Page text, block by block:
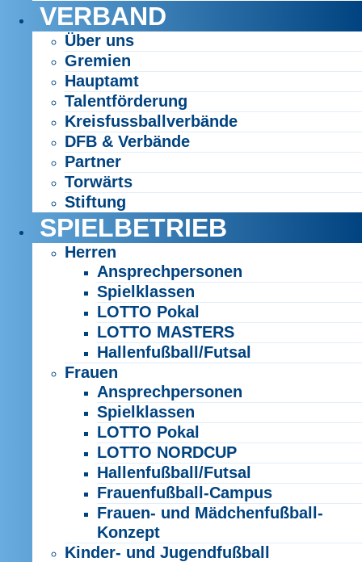
VERBAND
Über uns
Gremien
Hauptamt
Talentförderung
Kreisfussballverbände
DFB & Verbände
Partner
Torwärts
Stiftung
SPIELBETRIEB
Herren
Ansprechpersonen
Spielklassen
LOTTO Pokal
LOTTO MASTERS
Hallenfußball/Futsal
Frauen
Ansprechpersonen
Spielklassen
LOTTO Pokal
LOTTO NORDCUP
Hallenfußball/Futsal
Frauenfußball-Campus
Frauen- und Mädchenfußball-
Konzept
Kinder- und Jugendfußball